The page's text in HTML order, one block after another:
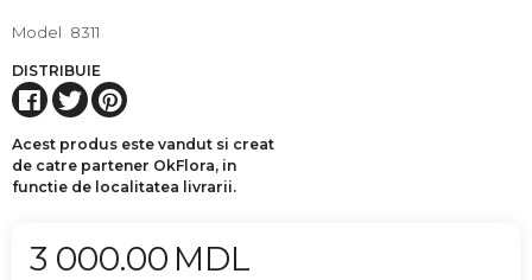
Model 8311
DISTRIBUIE
Acest produs este vandut si creat
de catre partener OkFlora, in
functie de localitatea livrarii.
3 000.00 MDL